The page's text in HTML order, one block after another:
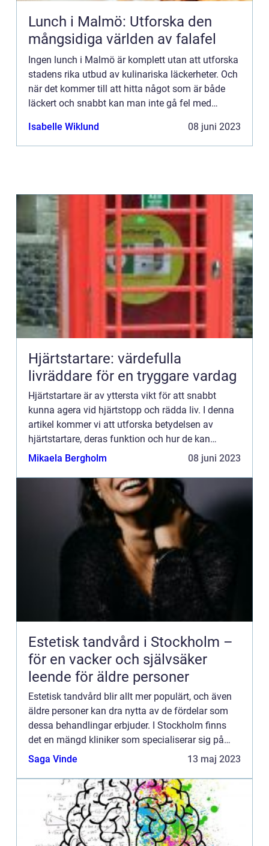
Lunch i Malmö: Utforska den
mångsidiga världen av falafel
Ingen lunch i Malmö är komplett utan att utforska
stadens rika utbud av kulinariska läckerheter. Och
när det kommer till att hitta något som är både
läckert och snabbt kan man inte gå fel med
Isabelle Wiklund 08 juni 2023
Hjärtstartare: värdefulla
livräddare för en tryggare vardag
Hjärtstartare är av yttersta vikt för att snabbt
kunna agera vid hjärtstopp och rädda liv. I denna
artikel kommer vi att utforska betydelsen av
hjärtstartare, deras funktion och hur de kan
användas av olika må...
Mikaela Bergholm 08 juni 2023
Estetisk tandvård i Stockholm –
för en vacker och självsäker
leende för äldre personer
Estetisk tandvård blir allt mer populärt, och även
äldre personer kan dra nytta av de fördelar som
dessa behandlingar erbjuder. I Stockholm finns
det en mängd kliniker som specialiserar sig på
estetisk tandvå...
Saga Vinde 13 maj 2023